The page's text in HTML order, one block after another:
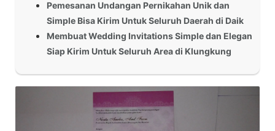
Pemesanan Undangan Pernikahan Unik dan
Simple Bisa Kirim Untuk Seluruh Daerah di Daik
Membuat Wedding Invitations Simple dan Elegan
Siap Kirim Untuk Seluruh Area di Klungkung